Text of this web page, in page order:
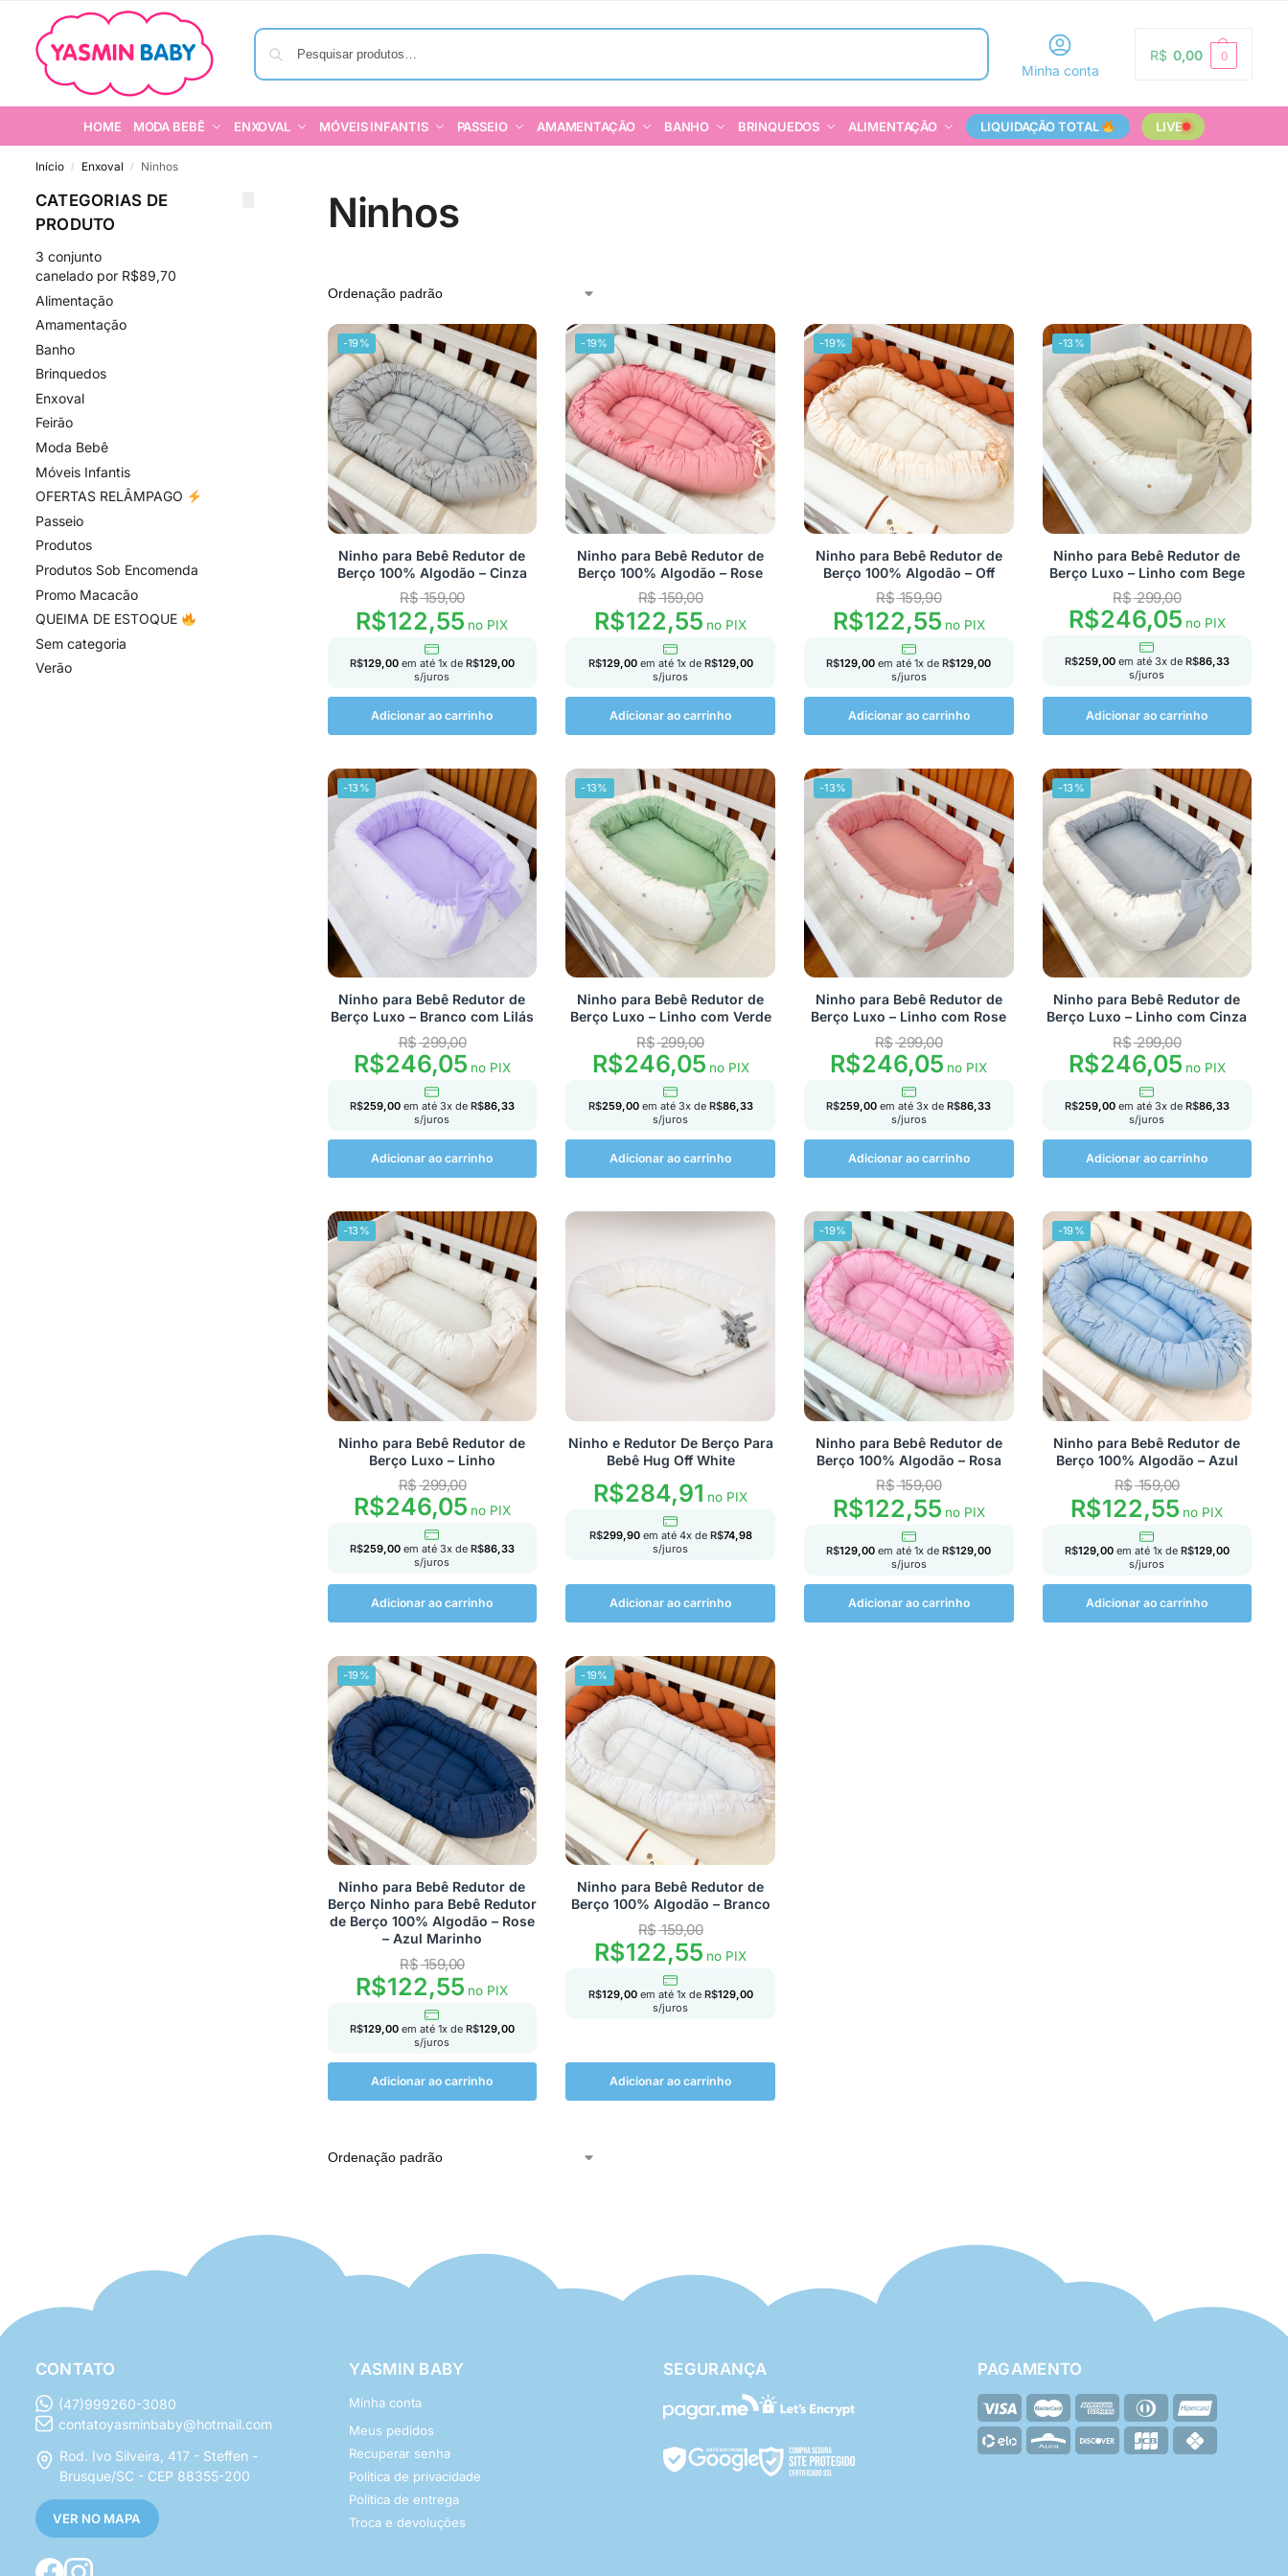
Pesquisar
Minha conta
R$ 0,00 0
HOME MODA BEBÊ ENXOVAL MÓVEIS INFANTIS PASSEIO AMAMENTAÇÃO BANHO BRINQUEDOS ALIMENTAÇÃO LIQUIDAÇÃO TOTAL LIVE
Início / Enxoval / Ninhos
Ninhos
-19%
Ninho para Bebê Redutor de
Berço 100% Algodão – Cinza
R$159,00
R$122,55 no PIX
R$129,00 em até 1x de R$129,00
s/juros
Adicionar ao carrinho
-19%
Ninho para Bebê Redutor de
Berço 100% Algodão – Rose
R$159,00
R$122,55 no PIX
R$129,00 em até 1x de R$129,00
s/juros
Adicionar ao carrinho
-19%
Ninho para Bebê Redutor de
Berço 100% Algodão – Off
R$159,90
R$122,55no PIX
R$129,00 em até1x deR$129,00
s/juros
Adicionar ao carrinho
-13%
Ninho para Bebê Redutor de
Berço Luxo – Linho com Bege
R$299,00
R$246,05no PIX
R$259,00 em até 3x de R$86,33
s/juros
Adicionar ao carrinho
-13%
Ninho para Bebê Redutor de
Berço Luxo – Branco com Lilás
R$299,00
R$246,05no PIX
R$259,00 em até 3x de R$86,33
s/juros
Adicionar ao carrinho
-13%
Ninho para Bebê Redutor de
Berço Luxo – Linho com Verde
R$299,00
R$246,05no PIX
R$259,00 em até 3x de R$86,33
s/juros
Adicionar ao carrinho
-13%
Ninho para Bebê Redutor de
Berço Luxo – Linho com Rose
R$299,00
R$246,05 no PIX
R$259,00 em até3x deR$86,33
s/juros
Adicionar ao carrinho
-13%
Ninho para Bebê Redutor de
Berço Luxo – Linho com Cinza
R$299,00
R$246,05no PIX
R$259,00 em até 3x de R$86,33
s/juros
Adicionar ao carrinho
-13%
Ninho para Bebê Redutor de
Berço Luxo – Linho
R$299,00
R$246,05no PIX
R$259,00 em até 3x de R$86,33
s/juros
Adicionar ao carrinho
Ninho e Redutor De Berço Para
Bebê Hug Off White
R$284,91 no PIX
R$299,90 em até 4x de R$74,98
s/juros
Adicionar ao carrinho
-19%
Ninho para Bebê Redutor de
Berço 100% Algodão – Rosa
R$159,00
R$122,55no PIX
R$129,00 em até1x deR$129,00
s/juros
Adicionar ao carrinho
-19%
Ninho para Bebê Redutor de
Berço 100% Algodão – Azul
R$159,00
R$122,55 no PIX
R$129,00 em até 1x de R$129,00
s/juros
Adicionar ao carrinho
-19%
Ninho para Bebê Redutor de
Berço Ninho para Bebê Redutor
de Berço 100% Algodão – Rose
– Azul Marinho
R$159,00
R$122,55 no PIX
R$129,00 em até 1x de R$129,00
s/juros
Adicionar ao carrinho
-19%
Ninho para Bebê Redutor de
Berço 100% Algodão – Branco
R$159,00
R$122,55 no PIX
R$129,00 em até 1x de R$129,00
s/juros
Adicionar ao carrinho
CATEGORIAS DE
PRODUTO
3 conjunto
canelado por R$89,70
Alimentação
Amamentação
Banho
Brinquedos
Enxoval
Feirão
Moda Bebê
Móveis Infantis
OFERTAS RELÂMPAGO
Passeio
Produtos
Produtos Sob Encomenda
Promo Macacão
QUEIMA DE ESTOQUE
Sem categoria
Verão
CONTATO
(47)999260-3080
contatoyasminbaby@hotmail.com
Rod. Ivo Silveira, 417 - Steffen -
Brusque/SC - CEP 88355-200
VER NO MAPA
YASMIN BABY
Minha conta
Meus pedidos
Recuperar senha
Política de privacidade
Política de entrega
Troca e devoluções
SEGURANÇA PAGAMENTO